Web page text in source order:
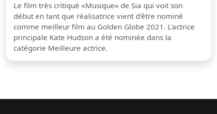
Le film très critiqué «Musique» de Sia qui voit son
début en tant que réalisatrice vient d'être nominé
comme meilleur film au Golden Globe 2021. L'actrice
principale Kate Hudson a été nominée dans la
catégorie Meilleure actrice.